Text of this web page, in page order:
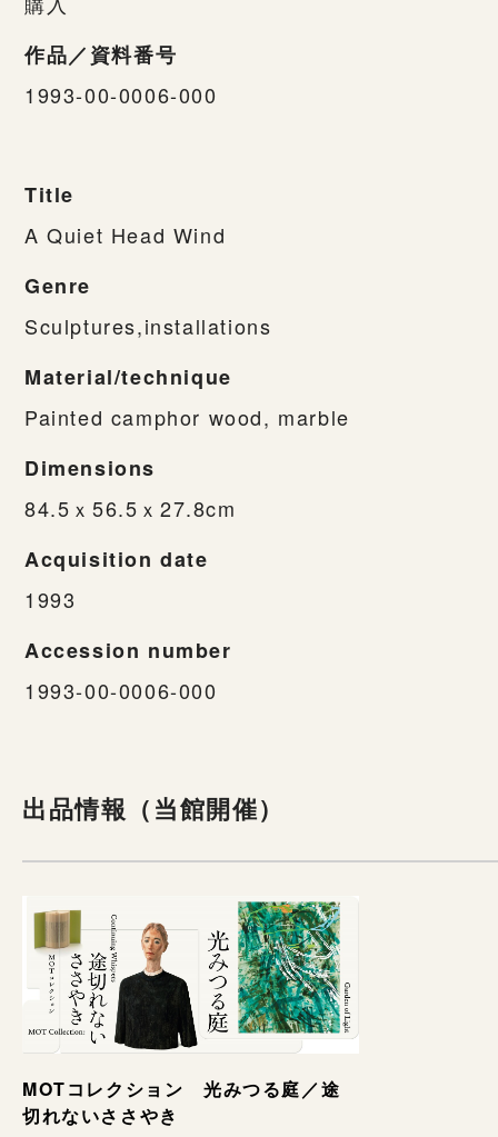
作品／資料番号
1993-00-0006-000
Title
A Quiet Head Wind
Genre
Sculptures,installations
Material/technique
Painted camphor wood, marble
Dimensions
84.5ｘ56.5ｘ27.8cm
Acquisition date
1993
Accession number
1993-00-0006-000
出品情報（当館開催）
MOTコレクション 光みつる庭／途
切れないささやき